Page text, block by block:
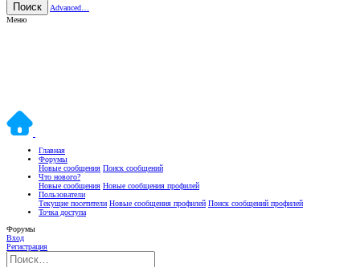
Поиск
Advanced…
Меню
Главная
Форумы
Новые сообщения Поиск сообщений
Что нового?
Новые сообщения Новые сообщения профилей
Пользователи
Текущие посетители Новые сообщения профилей Поиск сообщений профилей
Точка доступа
Форумы
Вход
Регистрация